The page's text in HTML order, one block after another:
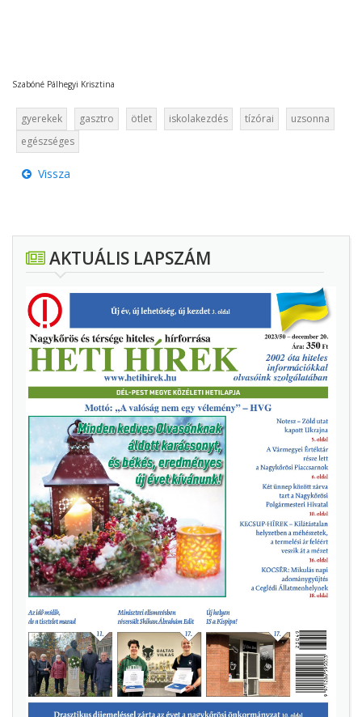
Szabóné Pálhegyi Krisztina
gyerekek gasztro ötlet iskolakezdés tízórai
uzsonna
egészséges
Vissza
AKTUÁLIS LAPSZÁM